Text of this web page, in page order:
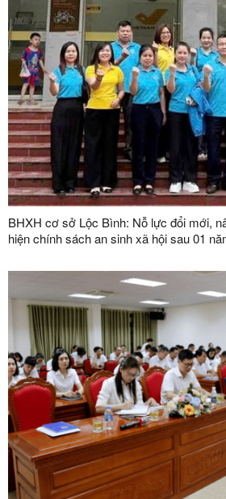
BHXH cơ sở Lộc Bình: Nỗ lực đổi mới,
hiện chính sách an sinh xã hội sau 01